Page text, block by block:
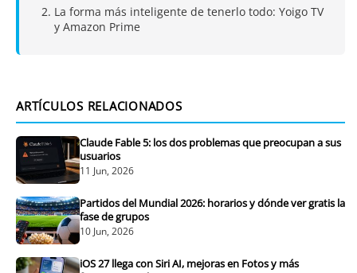
La forma más inteligente de tenerlo todo: Yoigo TV
y Amazon Prime
ARTÍCULOS RELACIONADOS
Claude Fable 5: los dos problemas que preocupan a sus
usuarios
11 Jun, 2026
Partidos del Mundial 2026: horarios y dónde ver gratis la
fase de grupos
10 Jun, 2026
iOS 27 llega con Siri AI, mejoras en Fotos y más